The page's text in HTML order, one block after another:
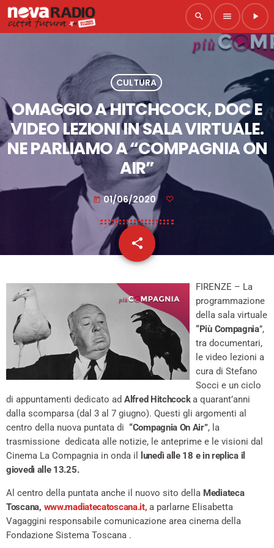
search menu play_arrow
CULTURA
OMAGGIO A HITCHCOCK, DOC E
VIDEO LEZIONI IN SALA VIRTUALE.
NE PARLIAMO A “COMPAGNIA ON
AIR”
today 01/06/2020
share
email
FIRENZE – La
programmazione
della sala virtuale
“Più Compagnia”,
tra documentari,
le video lezioni a
cura di Stefano
Socci e un ciclo
di appuntamenti dedicato ad Alfred Hitchcocka quarant’anni
dalla scomparsa (dal 3 al 7 giugno). Questi gli argomenti al
centro della nuova puntata di “Compagnia On Air”, la
trasmissione dedicata alle notizie, le anteprime e le visioni dal
Cinema La Compagnia in onda il
lunedì alle 18 e in replica il
giovedì alle 13.25.
Al centro della puntata anche il nuovo sito della Mediateca
Toscana, www.madiatecatoscana.it, a parlarne Elisabetta
Vagaggini responsabile comunicazione area cinema della
Fondazione Sistema Toscana .